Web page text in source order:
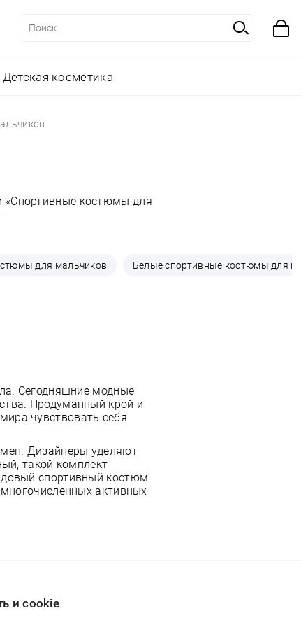
Детская косметика
«Спортивные костюмы для
для мальчиков Белые спортивные костюмы для
Сегодняшние модные
Продуманный крой и
чувствовать себя
Дизайнеры уделяют
такой комплект
спортивный костюм
активных
и cookie